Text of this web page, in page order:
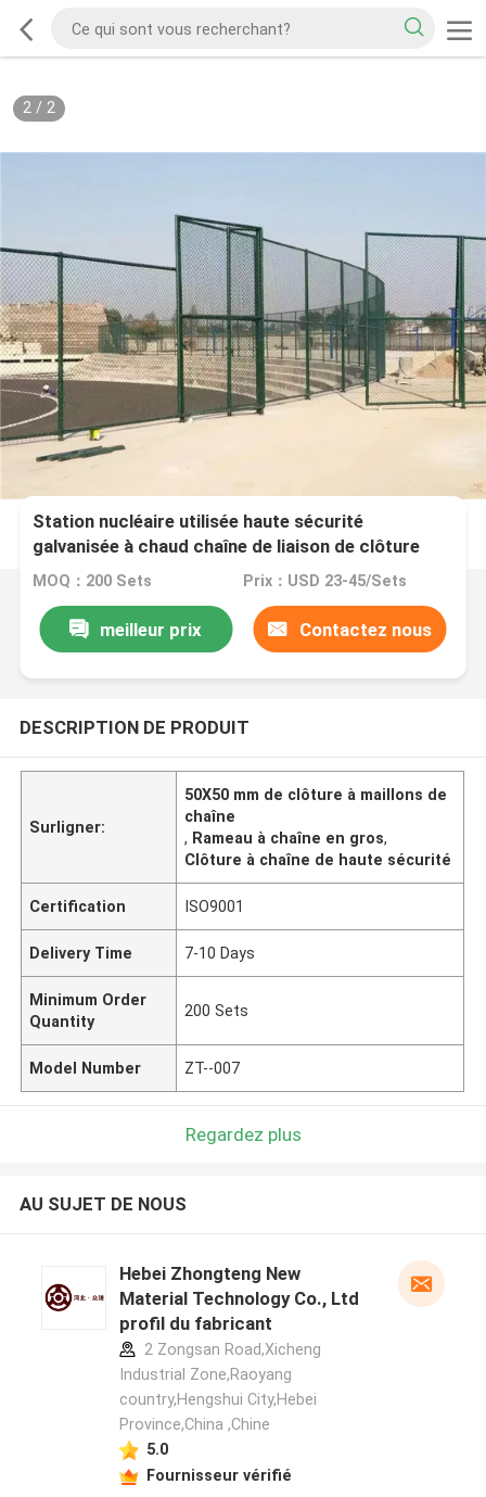
2/ 2
Station nucléaire utilisée haute sécurité
galvanisée à chaud chaîne de liaison de clôture
MOQ：200 Sets Prix：USD 23-45/Sets
meilleur prix Contactez nous
DESCRIPTION DE PRODUIT
Surligner:
50X50 mm de clôture à maillons de
chaîne
, Rameau à chaîne en gros,
Clôture à chaîne de haute sécurité
Certification ISO9001
Delivery Time 7-10 Days
Minimum Order
Quantity
200 Sets
Model Number ZT--007
Regardez plus
AU SUJET DE NOUS
Hebei Zhongteng New
Material Technology Co., Ltd
profil du fabricant
2 Zongsan Road,Xicheng
Industrial Zone,Raoyang
country,Hengshui City,Hebei
Province,China ,Chine
5.0
Fournisseur vérifié